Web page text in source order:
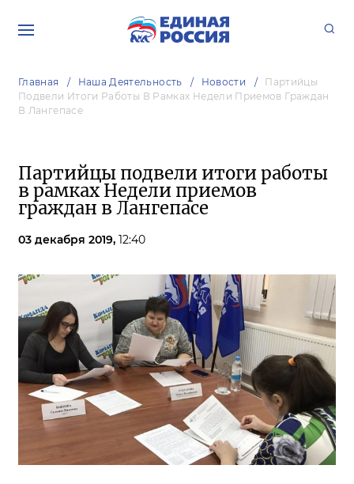
Главная Наша Деятельность Новости
Партийцы
Подвели Итоги Работы В Рамках Недели Приемов Граждан
В Лангепасе
Партийцы подвели итоги работы
в рамках Недели приемов
граждан в Лангепасе
03 декабря 2019, 12:40